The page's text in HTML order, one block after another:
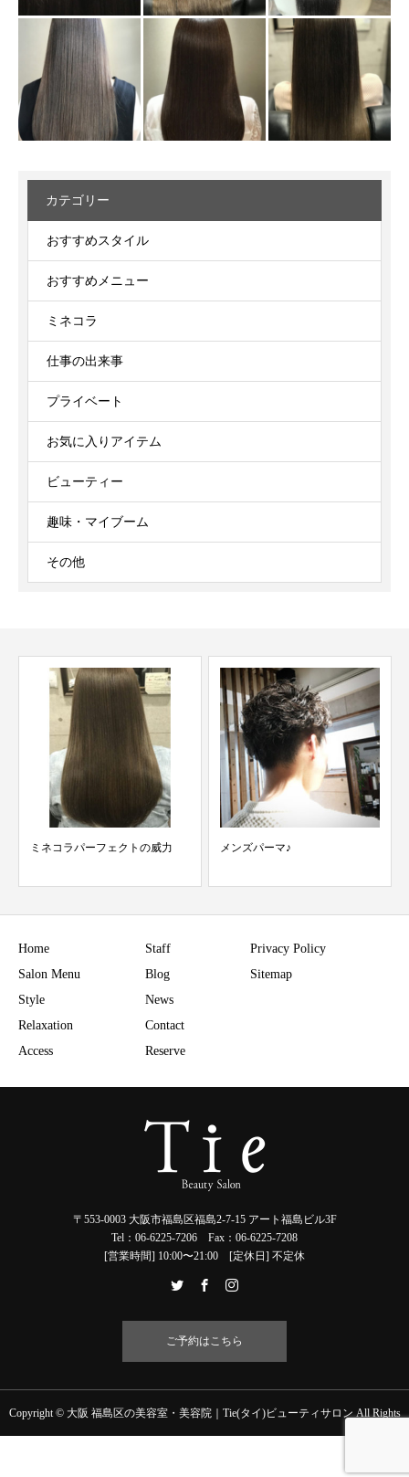
カテゴリー
おすすめスタイル
おすすめメニュー
ミネコラ
仕事の出来事
プライベート
お気に入りアイテム
ビューティー
趣味・マイブーム
その他
メンズパーマ♪
明けましておめでとうございま
Home
Salon Menu
Style
Relaxation
Access
Staff
Blog
News
Contact
Reserve
Privacy Policy
Sitemap
〒553-0003 大阪市福島区福島2-7-15 アート福島ビル3F
Tel：06-6225-7206 Fax：06-6225-7208
[営業時間] 10:00〜21:00 [定休日] 不定休
ご予約はこちら
Copyright © 大阪 福島区の美容室・美容院｜Tie(タイ)ビューティサロン All Rights
ご予約